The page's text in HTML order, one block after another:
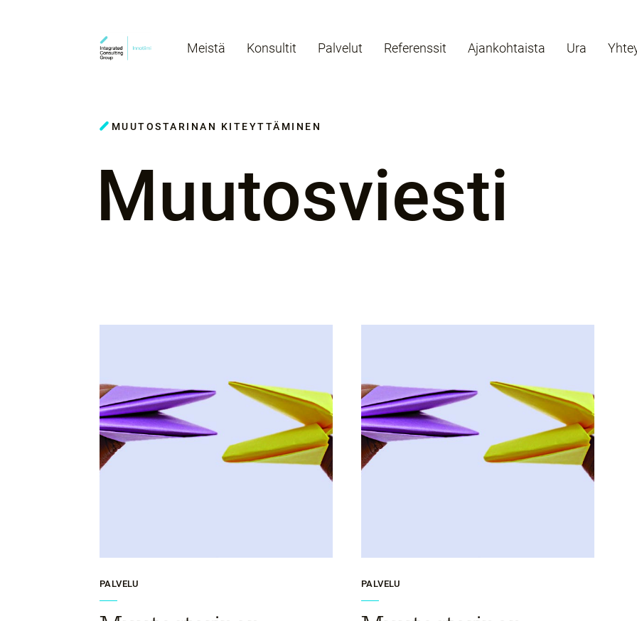
Meistä Konsultit Palvelut Referenssit Ajankohtaista Ura
MUUTOSTARINAN KITEYTTÄMINEN
Muutosviesti
PALVELU PALVELU